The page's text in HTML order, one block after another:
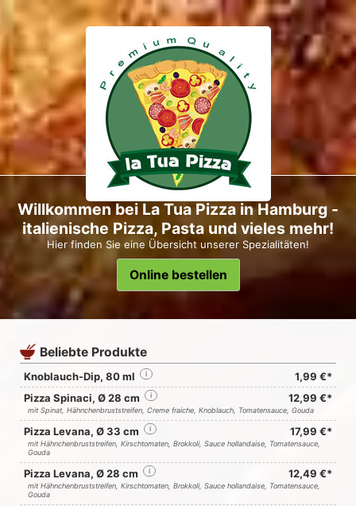
Willkommen bei La Tua Pizza in Hamburg -
italienische Pizza, Pasta und vieles mehr!
Hier finden Sie eine Übersicht unserer Spezialitäten!
Online bestellen
Beliebte Produkte
Knoblauch-Dip, 80 ml i
1,99 €*
Pizza Spinaci, Ø 28 cm
i 12,99 €*
mit Spinat, Hähnchenbruststreifen, Creme fraiche, Knoblauch, Tomatensauce, Gouda
Pizza Levana, Ø 33 cm i 17,99 €*
mit Hähnchenbruststreifen, Kirschtomaten, Brokkoli, Sauce hollandaise, Tomatensauce,
Gouda
Pizza Levana, Ø 28 cm i 12,49 €*
mit Hähnchenbruststreifen, Kirschtomaten, Brokkoli, Sauce hollandaise, Tomatensauce,
Gouda